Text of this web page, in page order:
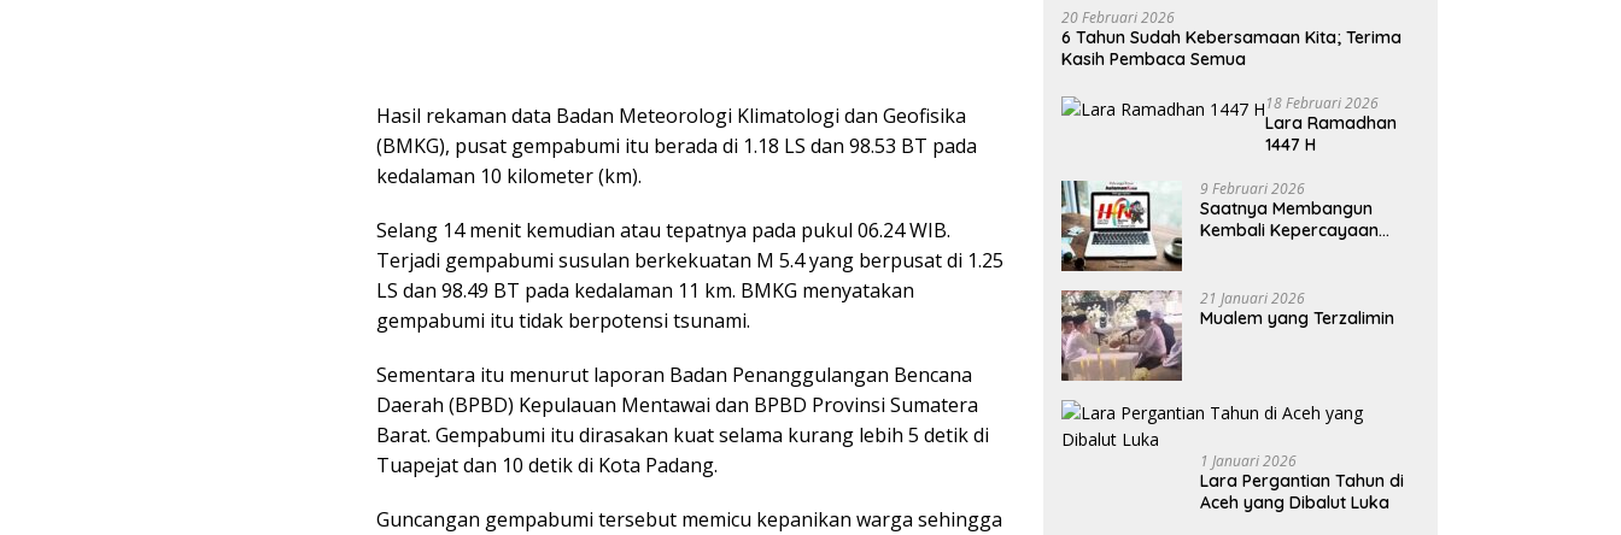
Hasil rekaman data Badan Meteorologi Klimatologi dan Geofisika
(BMKG), pusat gempabumi itu berada di 1.18 LS dan 98.53 BT pada
kedalaman 10 kilometer (km).
Selang 14 menit kemudian atau tepatnya pada pukul 06.24 WIB.
Terjadi gempabumi susulan berkekuatan M 5.4 yang berpusat di 1.25
LS dan 98.49 BT pada kedalaman 11 km. BMKG menyatakan
gempabumi itu tidak berpotensi tsunami.
Sementara itu menurut laporan Badan Penanggulangan Bencana
Daerah (BPBD) Kepulauan Mentawai dan BPBD Provinsi Sumatera
Barat. Gempabumi itu dirasakan kuat selama kurang lebih 5 detik di
Tuapejat dan 10 detik di Kota Padang.
Guncangan gempabumi tersebut memicu kepanikan warga sehingga
20 Februari 2026
6 Tahun Sudah Kebersamaan Kita; Terima
Kasih Pembaca Semua
18 Februari 2026
Lara Ramadhan
1447 H
9 Februari 2026
Saatnya Membangun
Kembali Kepercayaan
21 Januari 2026
Mualem yang Terzalimin
1 Januari 2026
Lara Pergantian Tahun di
Aceh yang Dibalut Luka